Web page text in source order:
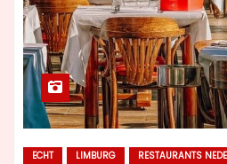
ECHT LIMBURG RESTAURANTS